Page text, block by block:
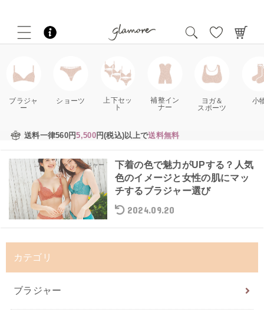
ブラジャ
ー
ショーツ
上下セッ
ト
補整イン
ナー
ヨガ＆
スポーツ
小
送料一律560円5,500円(税込)以上で送料無料
ブラジャー
下着の色で魅力がUPする？人気
色のイメージと女性の肌にマッ
チするブラジャー選び
2024.09.20
カテゴリ
ブラジャー